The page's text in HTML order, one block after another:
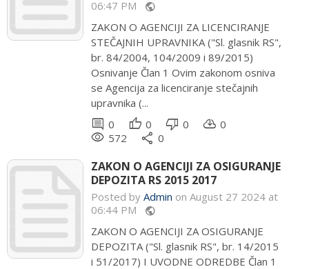
06:47 PM public
ZAKON O AGENCIJI ZA LICENCIRANJE
STEČAJNIH UPRAVNIKA ("Sl. glasnik RS",
br. 84/2004, 104/2009 i 89/2015)
Osnivanje Član 1 Ovim zakonom osniva
se Agencija za licenciranje stečajnih
upravnika (...
comment 0 thumb_up 0 thumb_down 0 cloud_download 0
remove_red_eye 572 share 0
ZAKON O AGENCIJI ZA OSIGURANJE
DEPOZITA RS 2015 2017
Posted by Admin on August 27 2024 at
06:44 PM public
ZAKON O AGENCIJI ZA OSIGURANJE
DEPOZITA ("Sl. glasnik RS", br. 14/2015
i 51/2017) I UVODNE ODREDBE Član 1